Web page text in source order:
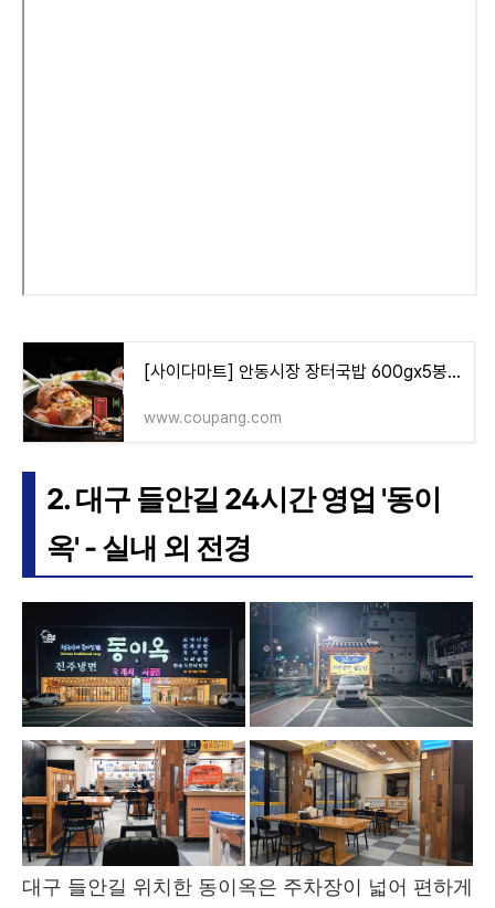
[사이다마트] 안동시장 장터국밥 600gx5봉, 600g, 5개 - 즉석국 | 쿠팡
www.coupang.com
2. 대구 들안길 24시간 영업 '동이
옥' - 실내 외 전경
대구 들안길 위치한 동이옥은 주차장이 넓어 편하게